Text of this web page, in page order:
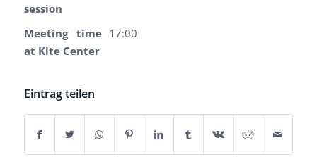
session
Meeting time
at Kite Center
17:00
Eintrag teilen